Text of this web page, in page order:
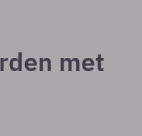
met